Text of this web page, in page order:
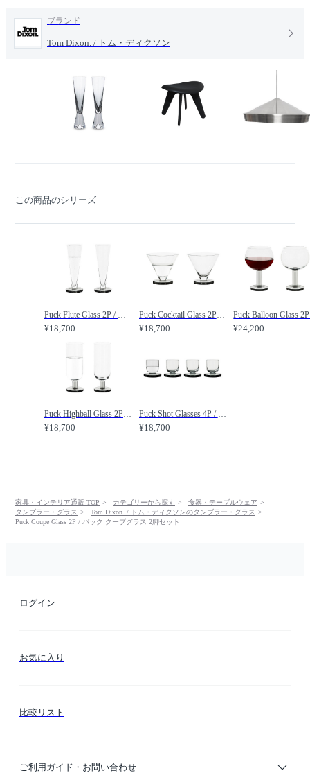
ブランド
Tom Dixon. / トム・ディクソン
この商品のシリーズ
¥18,700
Puck Cocktail Glass 2P / パック カクテルグラス 2個セット /
¥18,700 ¥24,200
¥18,700 ¥18,700
家具・インテリア通販 TOP カテゴリーから探す
食器・テーブルウェア
タンブラー・グラス
Tom Dixon. / トム・ディクソンのタンブラー・グラス
Puck Coupe Glass 2P / パック クープグラス 2脚セット
ログイン
お気に入り
比較リスト
ご利用ガイド・お問い合わせ